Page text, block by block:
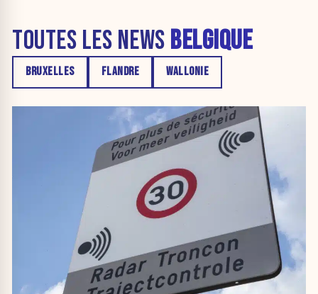
TOUTES LES NEWS BELGIQUE
BRUXELLES FLANDRE WALLONIE